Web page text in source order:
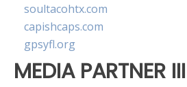
soultacohtx.com
capishcaps.com
gpsyfl.org
MEDIA PARTNER III